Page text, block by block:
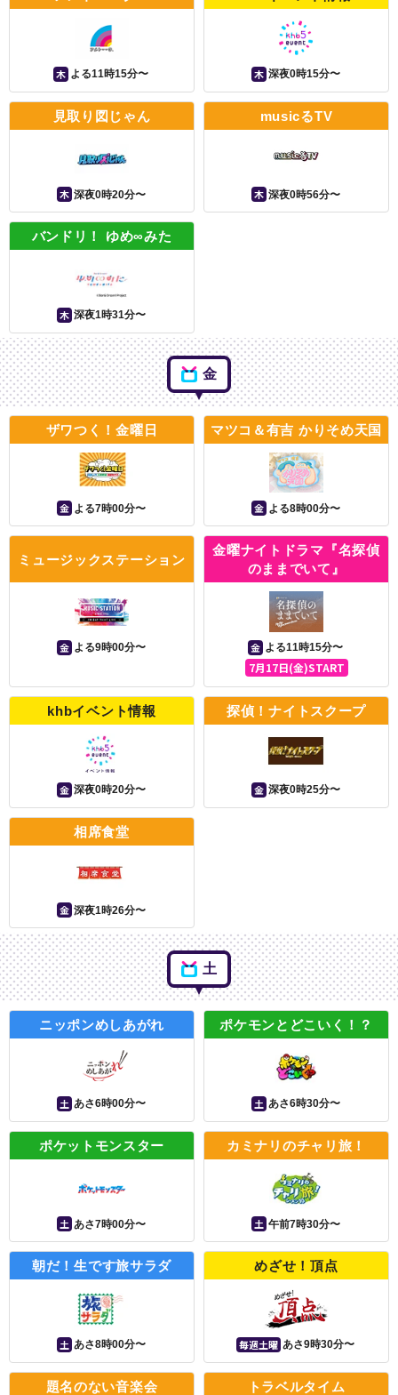
木 よる11時15分〜 木 深夜0時15分〜
見取り図じゃん
木 深夜0時20分〜
musicるTV
木 深夜0時56分〜
バンドリ！ ゆめ∞みた
木 深夜1時31分〜
金
ザワつく！金曜日
金 よる7時00分〜
マツコ＆有吉 かりそめ天国
金 よる8時00分〜
ミュージックステーション
金 よる9時00分〜
金曜ナイトドラマ『名探偵
のままでいて』
金 よる11時15分〜
7月17日(金)START
khbイベント情報
金 深夜0時20分〜
探偵！ナイトスクープ
金 深夜0時25分〜
相席食堂
金 深夜1時26分〜
土
ニッポンめしあがれ
土 あさ6時00分〜
ポケモンとどこいく！？
土 あさ6時30分〜
ポケットモンスター
土 あさ7時00分〜
カミナリのチャリ旅！
土 午前7時30分〜
朝だ！生です旅サラダ
土 あさ8時00分〜
めざせ！頂点
毎週土曜 あさ9時30分〜
題名のない音楽会 トラベルタイム